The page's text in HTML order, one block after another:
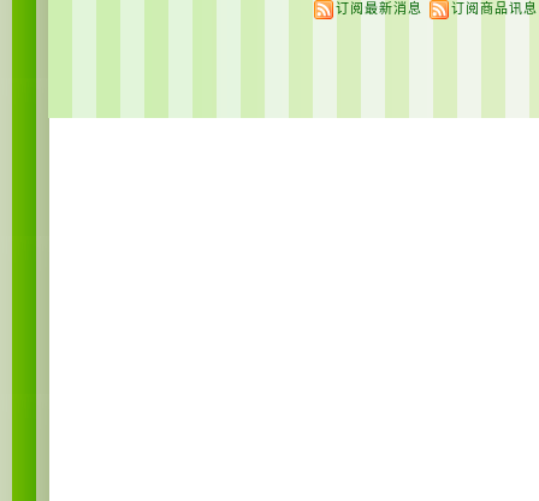
订阅最新消息 订阅商品讯息